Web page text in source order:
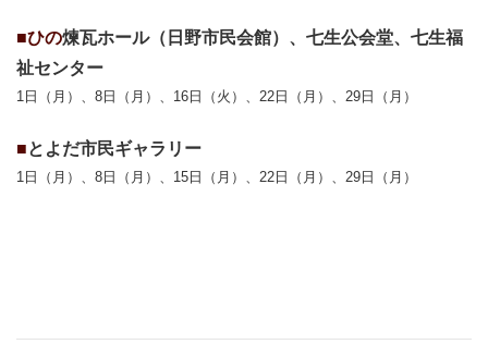
■ひの煉瓦ホール（日野市民会館）、七生公会堂、七生福
祉センター
1日（月）、8日（月）、16日（火）、22日（月）、29日（月）
■とよだ市民ギャラリー
1日（月）、8日（月）、15日（月）、22日（月）、29日（月）